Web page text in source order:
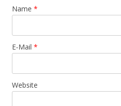
Name *
E-Mail *
Website